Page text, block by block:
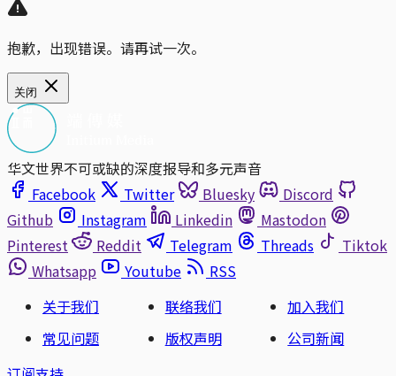
抱歉，出现错误。请再试一次。
关闭
华文世界不可或缺的深度报导和多元声音
Facebook
Twitter Bluesky
Discord
Github
Instagram Linkedin
Mastodon
Pinterest
Reddit Telegram Threads
Tiktok
Whatsapp
Youtube
RSS
关于我们
联络我们
加入我们
常见问题
版权声明
公司新闻